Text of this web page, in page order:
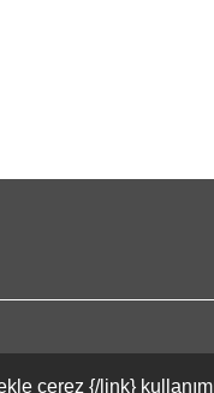
çerez {/link}